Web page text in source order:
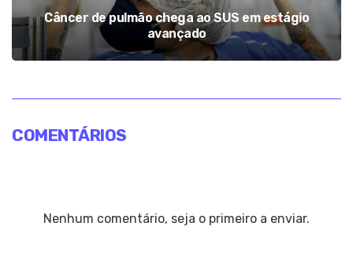
Câncer de pulmão chega ao SUS em estágio
avançado
COMENTÁRIOS
Nenhum comentário, seja o primeiro a enviar.